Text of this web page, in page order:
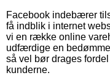
Facebook indebærer
få indblik i internet
vi en række online
udfærdige en
så vel bør drages
kunderne.